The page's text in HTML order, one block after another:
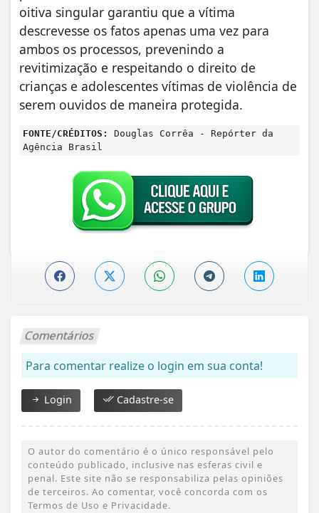
oitiva singular garantiu que a vítima
descrevesse os fatos apenas uma vez para
ambos os processos, prevenindo a
revitimização e respeitando o direito de
crianças e adolescentes vítimas de violência de
serem ouvidos de maneira protegida.
FONTE/CRÉDITOS:
Douglas Corrêa - Repórter da
Agência Brasil
Comentários
Para comentar realize o login em sua conta!
Login Cadastre-se
O autor do comentário é o único responsável pelo
conteúdo publicado, inclusive nas esferas civil e
penal. Este site não se responsabiliza pelas opiniões
de terceiros. Ao comentar, você concorda com os
Termos de Uso e Privacidade.